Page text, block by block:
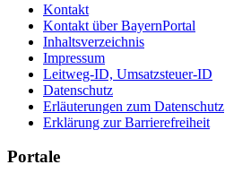
Kontakt
Kontakt über BayernPortal
Inhaltsverzeichnis
Impressum
Leitweg-ID, Umsatzsteuer-ID
Datenschutz
Erläuterungen zum Datenschutz
Erklärung zur Barrierefreiheit
Portale